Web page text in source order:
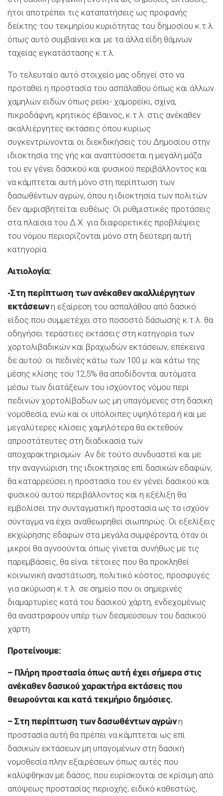
ήτοι αποτρέπει τις καταπατήσεις ως προφανής
δείκτης του τεκμηρίου κυριότητας του δημοσίου κ.τ.λ.
όπως αυτό συμβαίνει και με τα άλλα είδη θάμνων
ταχείας εγκατάστασης κ.τ.λ.
Το τελευταίο αυτό στοιχείο μας οδηγεί στο να
προταθεί η προστασία του ασπάλαθου όπως και άλλων
χαμηλών ειδών όπως ρείκι- χαμορείκι, σχίνα,
πικροδάφνη, κρητικός έβαινος, κ.τ.λ. στις ανέκαθεν
ακαλλιέργητες εκτάσεις όπου κυρίως
συγκεντρώνονται οι διεκδικήσεις του Δημοσίου στην
ιδιοκτησία της γής και αναπτύσσεται η μεγάλη μάζα
του εν γένει δασικού και φυσικού περιβάλλοντος και
να κάμπτεται αυτή μόνο στη περίπτωση των
δασωθέντων αγρών, όπου η ιδιοκτησία των πολιτών
δεν αμφισβητείται ευθέως. Οι ρυθμιστικές προτάσεις
στα πλαίσια του Δ.Χ. για διαφορετικές προβλέψεις
του νόμου περιορίζονται μόνο στη δεύτερη αυτή
κατηγορία.
Αιτιολογία:
-Στη περίπτωση των ανέκαθεν ακαλλιέργητων
εκτάσεωνη εξαίρεση του ασπαλάθου από δασικό
είδος που συμμετέχει στο ποσοστό δάσωσης κ.τ.λ. θα
οδηγήσει τεράστιες εκτάσεις στη κατηγορία των
χορτολιβαδικών και βραχωδών εκτάσεων, επέκεινα
δε αυτού: οι πεδινές κάτω των 100 μ. και κάτω της
μέσης κλίσης του 12,5% θα αποδίδονται αυτόματα
μέσω των διατάξεων του ισχύοντος νόμου περί
πεδινών χορτολίβαδων ως μη υπαγόμενες στη δασική
νομοθεσία, ενώ και οι υπόλοιπες υψηλότερα ή και με
μεγαλύτερες κλίσεις χαμηλότερα θα εκτεθούν
απροστάτευτες στη διαδικασία των
αποχαρακτηρισμών. Αν δε τούτο συνδυαστεί και με
την αναγνώριση της ιδιοκτησίας επί δασικών εδαφών,
θα καταρρεύσει η προστασία του εν γένει δασικού και
φυσικού αυτού περιβάλλοντος και η εξέλιξη θα
εμβολίσει την συνταγματική προστασία ως το ισχύον
σύνταγμα να έχει αναθεωρηθεί σιωπηρώς. Οι εξελίξεις
εκχώρησης εδαφών στα μεγάλα συμφέροντα, όταν οι
μικροί θα αγνοούνται όπως γίνεται συνήθως με τις
παρεμβάσεις, θα είναι τέτοιες που θα προκληθεί
κοινωνική αναστάτωση, πολιτικό κόστος, προσφυγές
για ακύρωση κ.τ.λ. σε σημείο που οι σημερινές
διαμαρτυρίες κατά του δασικού χάρτη, ενδεχομένως
θα αναστραφούν υπέρ των δεσμεύσεων του δασικού
χάρτη.
Προτείνουμε:
– Πλήρη προστασία όπως αυτή έχει σήμερα στις
ανέκαθεν δασικού χαρακτήρα εκτάσεις που
θεωρούνται και κατά τεκμήριο δημόσιες.
– Στη περίπτωση των δασωθέντων αγρώνη
προστασία αυτή θα πρέπει να κάμπτεται ως επί
δασικών εκτάσεων μη υπαγομένων στη δασική
νομοθεσία πλην εξαιρέσεων όπως αυτές που
καλύφθηκαν με δάσος, που ευρίσκονται σε κρίσιμη από
απόψεως προστασίας περιοχής, ειδικό καθεστώς,